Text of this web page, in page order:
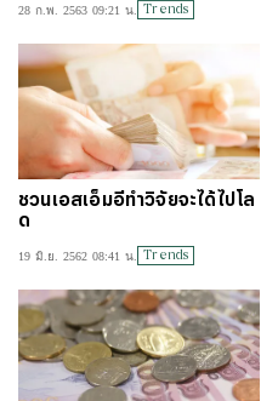
28 ก.พ. 2563 09:21 น. Trends
ชวนเอสเอ็มอีทำวิจัยจะได้ไปโล
ด
19 มิ.ย. 2562 08:41 น. Trends